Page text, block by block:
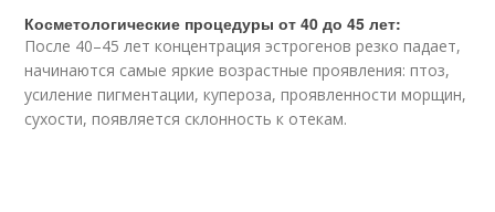
Косметологические процедуры от 40 до 45 лет:
После 40–45 лет концентрация эстрогенов резко падает,
начинаются самые яркие возрастные проявления: птоз,
усиление пигментации, купероза, проявленности морщин,
сухости, появляется склонность к отекам.